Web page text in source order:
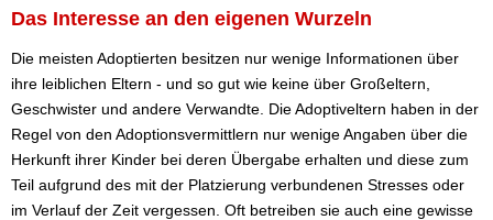
Das Interesse an den eigenen Wurzeln
Die meisten Adoptierten besitzen nur wenige Informationen über
ihre leiblichen Eltern - und so gut wie keine über Großeltern,
Geschwister und andere Verwandte. Die Adoptiveltern haben in der
Regel von den Adoptionsvermittlern nur wenige Angaben über die
Herkunft ihrer Kinder bei deren Übergabe erhalten und diese zum
Teil aufgrund des mit der Platzierung verbundenen Stresses oder
im Verlauf der Zeit vergessen. Oft betreiben sie auch eine gewisse